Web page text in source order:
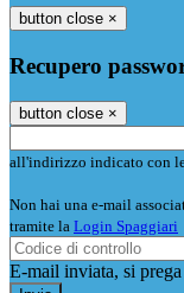
button close ×
Recupero
button close ×
all'indirizzo indicato con
Non hai una e-mail
tramite la Login Spaggiari
E-mail inviata, si